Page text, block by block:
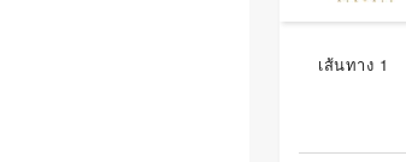
เส้นทาง 1